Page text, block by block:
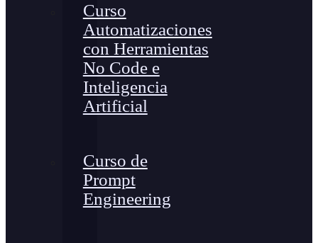
Curso
Automatizaciones
con Herramientas
No Code e
Inteligencia
Artificial
Curso de
Prompt
Engineering